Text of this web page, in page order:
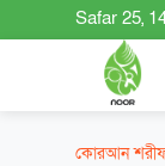
Safar 25,
কোরআন